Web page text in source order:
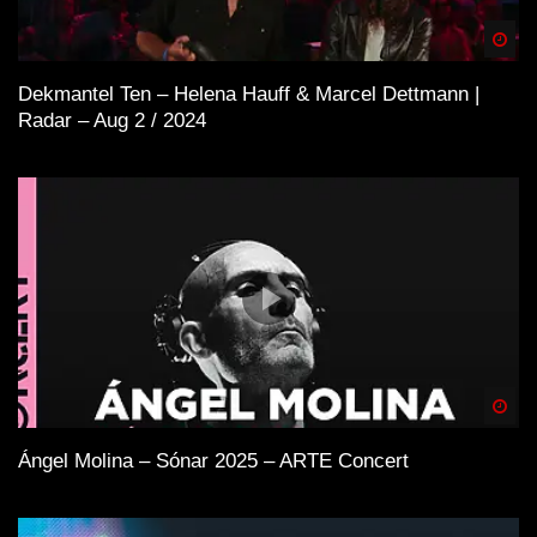
Dekmantel Ten – Helena Hauff & Marcel Dettmann |
Radar – Aug 2 / 2024
Ángel Molina – Sónar 2025 – ARTE Concert